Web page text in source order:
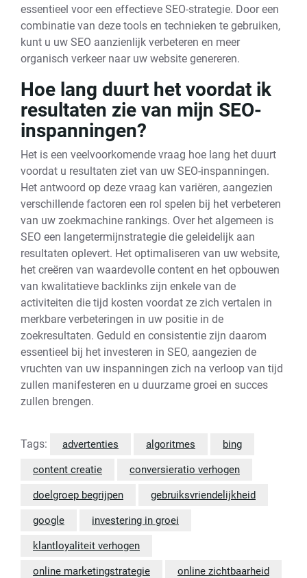
essentieel voor een effectieve SEO-strategie. Door een
combinatie van deze tools en technieken te gebruiken,
kunt u uw SEO aanzienlijk verbeteren en meer
organisch verkeer naar uw website genereren.
Hoe lang duurt het voordat ik
resultaten zie van mijn SEO-
inspanningen?
Het is een veelvoorkomende vraag hoe lang het duurt
voordat u resultaten ziet van uw SEO-inspanningen.
Het antwoord op deze vraag kan variëren, aangezien
verschillende factoren een rol spelen bij het verbeteren
van uw zoekmachine rankings. Over het algemeen is
SEO een langetermijnstrategie die geleidelijk aan
resultaten oplevert. Het optimaliseren van uw website,
het creëren van waardevolle content en het opbouwen
van kwalitatieve backlinks zijn enkele van de
activiteiten die tijd kosten voordat ze zich vertalen in
merkbare verbeteringen in uw positie in de
zoekresultaten. Geduld en consistentie zijn daarom
essentieel bij het investeren in SEO, aangezien de
vruchten van uw inspanningen zich na verloop van tijd
zullen manifesteren en u duurzame groei en succes
zullen brengen.
Tags: advertenties algoritmes bing
content creatie conversieratio verhogen
doelgroep begrijpen gebruiksvriendelijkheid
google investering in groei
klantloyaliteit verhogen
online marketingstrategie online zichtbaarheid